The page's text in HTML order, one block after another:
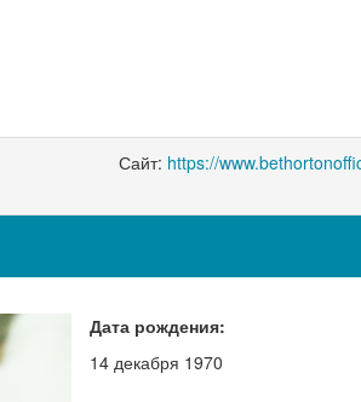
Сайт: https://
Дата рождения:
14 декабря 1970